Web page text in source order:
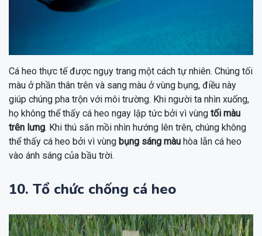
Cá heo thực tế được ngụy trang một cách tự nhiên. Chúng tối
màu ở phần thân trên và sang màu ở vùng bụng, điều này
giúp chúng pha trộn với môi trường. Khi người ta nhìn xuống,
họ không thể thấy cá heo ngay lập tức bởi vì vùng tối màu
trên lưng. Khi thú săn mồi nhìn hướng lên trên, chúng không
thể thấy cá heo bởi vì vùng bụng sáng màu hòa lẫn cá heo
vào ánh sáng của bầu trời.
10. Tổ chức chống cá heo